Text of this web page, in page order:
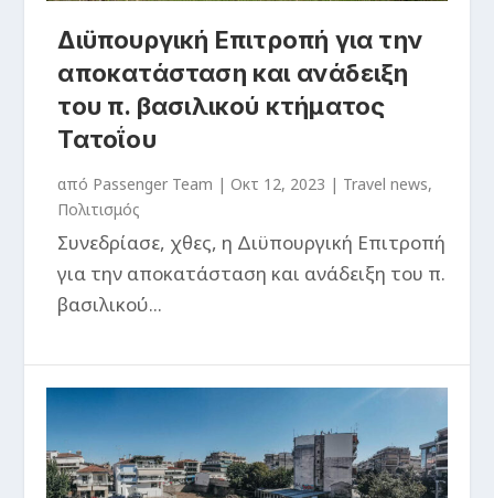
Διϋπουργική Επιτροπή για την
αποκατάσταση και ανάδειξη
του π. βασιλικού κτήματος
Τατοΐου
από Passenger Team |Οκτ 12, 2023 | Travel news,
Πολιτισμός
​Συνεδρίασε, χθες, η Διϋπουργική Επιτροπή
για την αποκατάσταση και ανάδειξη του π.
βασιλικού...